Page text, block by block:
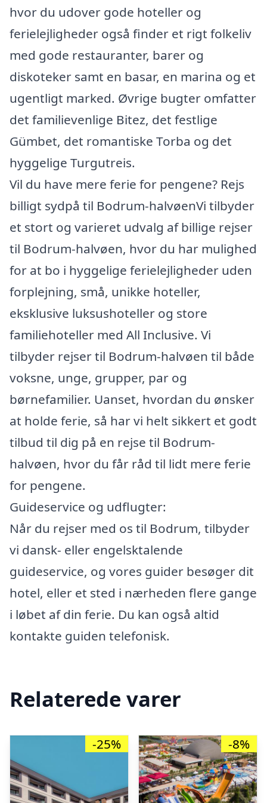
hvor du udover gode hoteller og
ferielejligheder også finder et rigt folkeliv
med gode restauranter, barer og
diskoteker samt en basar, en marina og et
ugentligt marked. Øvrige bugter omfatter
det familievenlige Bitez, det festlige
Gümbet, det romantiske Torba og det
hyggelige Turgutreis.
Vil du have mere ferie for pengene? Rejs
billigt sydpå til Bodrum-halvøenVi tilbyder
et stort og varieret udvalg af billige rejser
til Bodrum-halvøen, hvor du har mulighed
for at bo i hyggelige ferielejligheder uden
forplejning, små, unikke hoteller,
eksklusive luksushoteller og store
familiehoteller med All Inclusive. Vi
tilbyder rejser til Bodrum-halvøen til både
voksne, unge, grupper, par og
børnefamilier. Uanset, hvordan du ønsker
at holde ferie, så har vi helt sikkert et godt
tilbud til dig på en rejse til Bodrum-
halvøen, hvor du får råd til lidt mere ferie
for pengene.
Guideservice og udflugter:
Når du rejser med os til Bodrum, tilbyder
vi dansk- eller engelsktalende
guideservice, og vores guider besøger dit
hotel, eller et sted i nærheden flere gange
i løbet af din ferie. Du kan også altid
kontakte guiden telefonisk.
Relaterede varer
-25% -8%